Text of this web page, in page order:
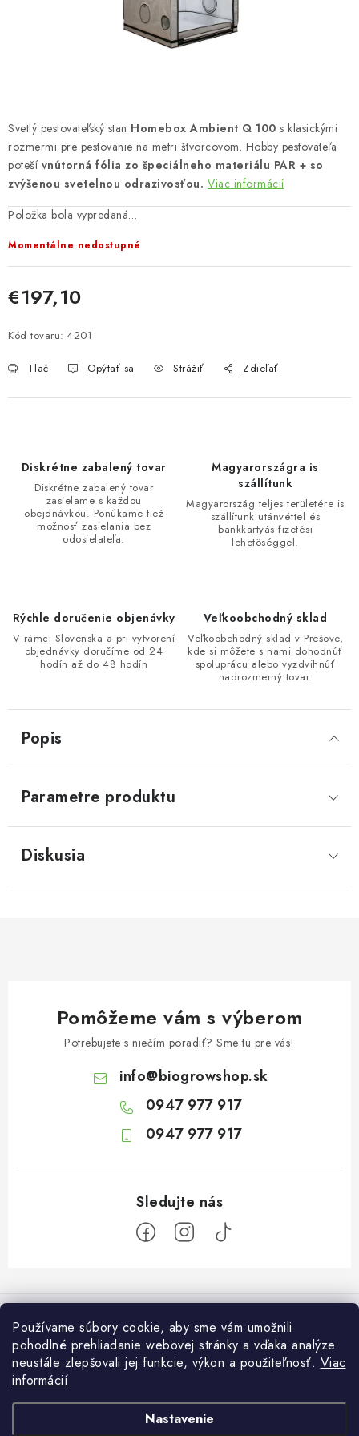
Používame súbory cookie, aby sme vám umožnili
pohodlné prehliadanie webovej stránky a vďaka analýze
neustále zlepšovali jej funkcie, výkon a použiteľnosť. Viac
informácií
Nastavenie
Veľkoobchod
Formulár na odstúpenie od zmluvy
Svetlý pestovateľský stan Homebox Ambient Q 100 s klasickými
rozmermi pre pestovanie na metri štvorcovom. Hobby pestovateľa
poteší vnútorná fólia zo špeciálneho materiálu PAR + so
zvýšenou svetelnou odrazivosťou. Viac informácií
Položka bola vypredaná…
Momentálne nedostupné
€197,10
Kód tovaru: 4201
Tlač Opýtať sa Strážiť Zdieľať
Diskrétne zabalený tovar
Diskrétne zabalený tovar
zasielame s každou
obejdnávkou. Ponúkame tiež
možnosť zasielania bez
odosielateľa.
Magyarországra is
szállítunk
Magyarország teljes területére is
szállítunk utánvéttel és
bankkartyás fizetési
lehetöséggel.
Rýchle doručenie objenávky
V rámci Slovenska a pri vytvorení
objednávky doručíme od 24
hodín až do 48 hodín
Veľkoobchodný sklad
Veľkoobchodný sklad v Prešove,
kde si môžete s nami dohodnúť
spoluprácu alebo vyzdvihnúť
nadrozmerný tovar.
Popis
Parametre produktu
Diskusia
Pomôžeme vám s výberom
Potrebujete s niečím poradiť? Sme tu pre vás!
info@biogrowshop.sk
0947 977 917
0947 977 917
á
O nás
Platba a dodanie
Podmienky ochrany osobných údajov
Otvaracie hodiny veľkosklad
Pondelok: 7:30 – 16:00
Utorok: 7:30 – 16:00